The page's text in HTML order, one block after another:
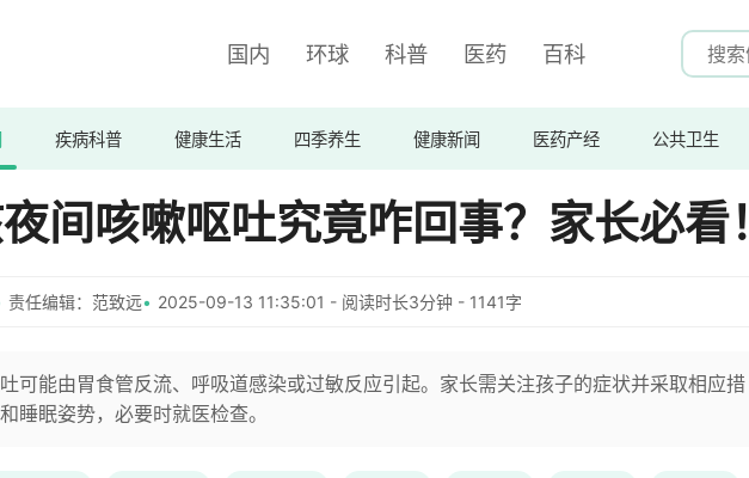
国内 环球 科普 医药 百科
疾病科普 健康生活 四季养生 健康新闻 医药产经 公共卫生
间咳嗽呕吐究竟咋回事？家长必看！
责任编辑：范致远 2025-09-13 11:35:01 - 阅读时长3分钟 - 1141字
可能由胃食管反流、呼吸道感染或过敏反应引起。家长需关注孩子的症状并采取相应措
睡眠姿势，必要时就医检查。